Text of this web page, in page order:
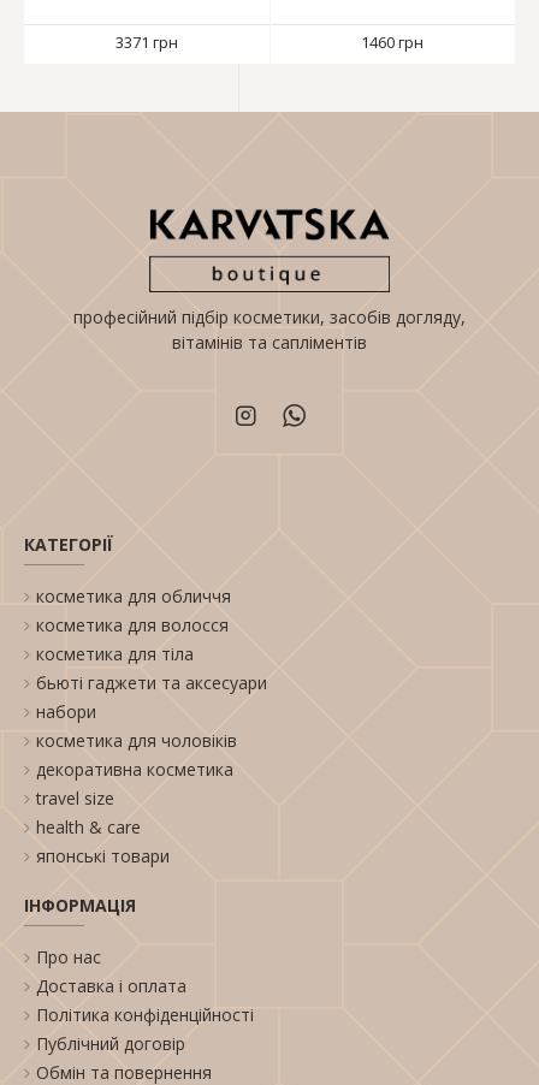
3371 грн 1460 грн
професійний підбір косметики, засобів догляду,
вітамінів та сапліментів
КАТЕГОРІЇ
косметика для обличчя
косметика для волосся
косметика для тіла
бьюті гаджети та аксесуари
набори
косметика для чоловіків
декоративна косметика
travel size
health & care
японські товари
ІНФОРМАЦІЯ
Про нас
Доставка і оплата
Політика конфіденційності
Публічний договір
Обмін та повернення